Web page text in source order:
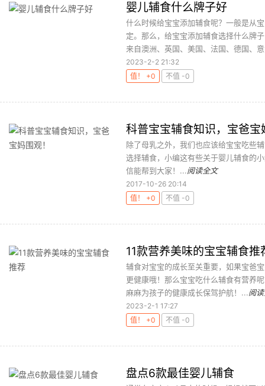
婴儿辅食什么牌子好
什么时候给宝宝添加辅食呢？一般是从
定。那么，给宝宝添加辅食选择什么牌
来自澳洲、英国、美国、法国、德国、
2023-2-2 21:32
值！ +0
不值 -0
科普宝宝辅食知识，宝爸宝
除了母乳之外，我们也应该给宝宝吃些
选择辅食，小编这有些关于婴儿辅食的
信能帮到大家！...阅读全文
2017-10-26 20:14
值！ +0
不值 -0
11款营养美味的宝宝辅食推
辅食对宝宝的成长至关重要，如果宝爸
更健康哦！那么宝宝吃什么辅食有营养
麻麻为孩子的健康成长保驾护航！...阅
2023-2-1 17:27
值！ +0
不值 -0
盘点6款最佳婴儿辅食